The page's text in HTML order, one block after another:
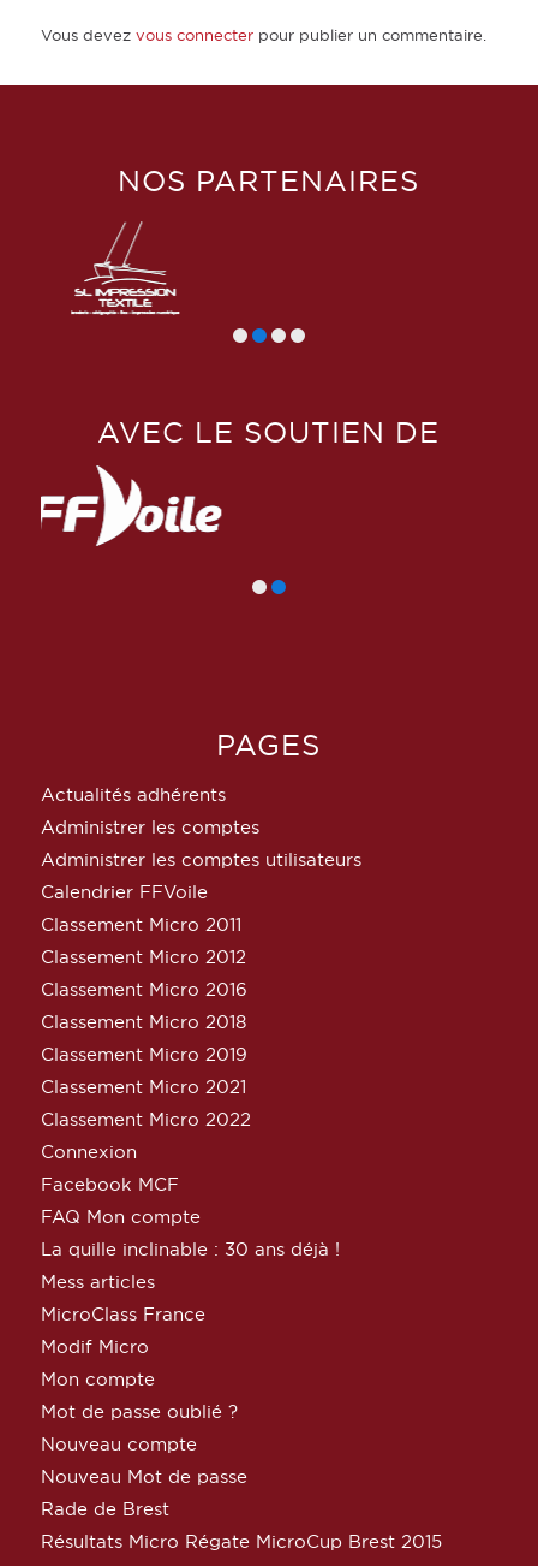
Vous devez vous connecterpour publier un commentaire.
NOS PARTENAIRES
AVEC LE SOUTIEN DE
PAGES
Actualités adhérents
Administrer les comptes
Administrer les comptes utilisateurs
Calendrier FFVoile
Classement Micro 2011
Classement Micro 2012
Classement Micro 2016
Classement Micro 2018
Classement Micro 2019
Classement Micro 2021
Classement Micro 2022
Connexion
Facebook MCF
FAQ Mon compte
La quille inclinable : 30 ans déjà !
Mess articles
MicroClass France
Modif Micro
Mon compte
Mot de passe oublié ?
Nouveau compte
Nouveau Mot de passe
Rade de Brest
Résultats Micro Régate MicroCup Brest 2015